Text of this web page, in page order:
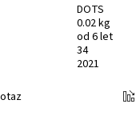
DOTS
0.02 kg
od 6 let
34
2021